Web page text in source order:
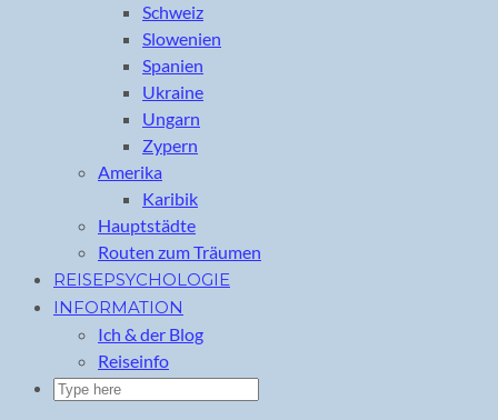
Schweiz
Slowenien
Spanien
Ukraine
Ungarn
Zypern
Amerika
Karibik
Hauptstädte
Routen zum Träumen
REISEPSYCHOLOGIE
INFORMATION
Ich & der Blog
Reiseinfo